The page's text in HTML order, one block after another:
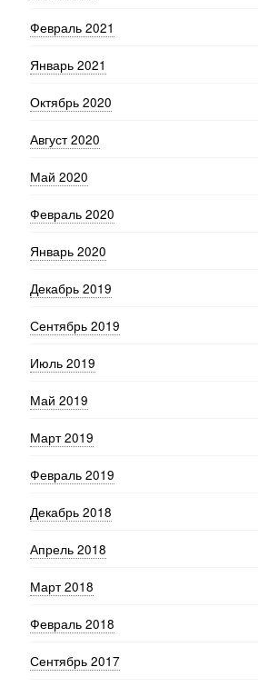
Февраль 2021
Январь 2021
Октябрь 2020
Август 2020
Май 2020
Февраль 2020
Январь 2020
Декабрь 2019
Сентябрь 2019
Июль 2019
Май 2019
Март 2019
Февраль 2019
Декабрь 2018
Апрель 2018
Март 2018
Февраль 2018
Сентябрь 2017